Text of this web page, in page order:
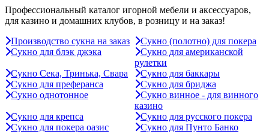
Профессиональный каталог игорной мебели и аксессуаров,
для казино и домашних клубов, в розницу и на заказ!
Производство сукна на заказ
Сукно (полотно) для покера
Сукно для блэк джэка
Сукно для американской
рулетки
Сукно Сека, Тринька, Свара
Сукно для баккары
Сукно для преферанса
Сукно для бриджа
Сукно однотонное
Сукно винное - для винного
казино
Сукно для крепса
Сукно для русского покера
Сукно для покера оазис
Сукно для Пунто Банко